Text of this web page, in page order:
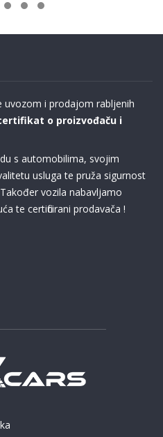
uvozom i prodajom rabljenih
o proizvođaču i
s automobilima, svojim
usluga te pruža sigurnost
vozila nabavljamo
te certificirani prodavača !